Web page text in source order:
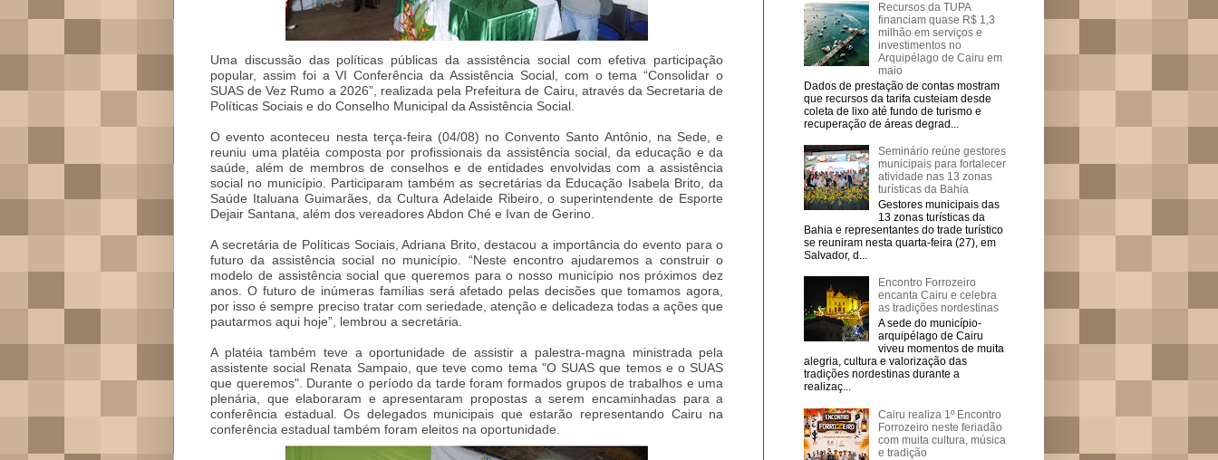
Uma discussão das políticas públicas da assistência social com efetiva participação
popular, assim foi a VI Conferência da Assistência Social, com o tema “Consolidar o
SUAS de Vez Rumo a 2026”, realizada pela Prefeitura de Cairu, através da Secretaria de
Políticas Sociais e do Conselho Municipal da Assistência Social.
O evento aconteceu nesta terça-feira (04/08) no Convento Santo Antônio, na Sede, e
reuniu uma platéia composta por profissionais da assistência social, da educação e da
saúde, além de membros de conselhos e de entidades envolvidas com a assistência
social no município. Participaram também as secretárias da Educação Isabela Brito, da
Saúde Italuana Guimarães, da Cultura Adelaide Ribeiro, o superintendente de Esporte
Dejair Santana, além dos vereadores Abdon Ché e Ivan de Gerino.
A secretária de Políticas Sociais, Adriana Brito, destacou a importância do evento para o
futuro da assistência social no município. “Neste encontro ajudaremos a construir o
modelo de assistência social que queremos para o nosso município nos próximos dez
anos. O futuro de inúmeras famílias será afetado pelas decisões que tomamos agora,
por isso é sempre preciso tratar com seriedade, atenção e delicadeza todas a ações que
pautarmos aqui hoje”, lembrou a secretária.
A platéia também teve a oportunidade de assistir a palestra-magna ministrada pela
assistente social Renata Sampaio, que teve como tema "O SUAS que temos e o SUAS
que queremos". Durante o período da tarde foram formados grupos de trabalhos e uma
plenária, que elaboraram e apresentaram propostas a serem encaminhadas para a
conferência estadual. Os delegados municipais que estarão representando Cairu na
conferência estadual também foram eleitos na oportunidade.
Recursos da TUPA
financiam quase R$ 1,3
milhão em serviços e
investimentos no
Arquipélago de Cairu em
maio
Dados de prestação de contas mostram
que recursos da tarifa custeiam desde
coleta de lixo até fundo de turismo e
recuperação de áreas degrad...
Seminário reúne gestores
municipais para fortalecer
atividade nas 13 zonas
turísticas da Bahia
Gestores municipais das
13 zonas turísticas da
Bahia e representantes do trade turístico
se reuniram nesta quarta-feira (27), em
Salvador, d...
Encontro Forrozeiro
encanta Cairu e celebra
as tradições nordestinas
A sede do município-
arquipélago de Cairu
viveu momentos de muita
alegria, cultura e valorização das
tradições nordestinas durante a
realizaç...
Cairu realiza 1º Encontro
Forrozeiro neste feriadão
com muita cultura, música
e tradição